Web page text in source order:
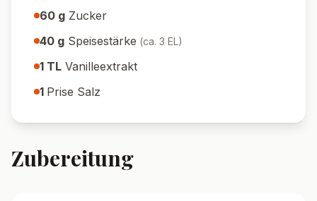
60 g Zucker
40 g Speisestärke (ca. 3 EL)
1 TL Vanilleextrakt
1 Prise Salz
Zubereitung